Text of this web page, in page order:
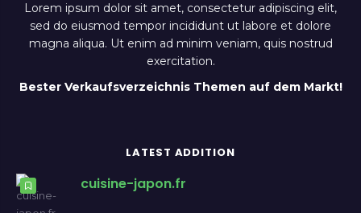
Lorem ipsum dolor sit amet, consectetur adipiscing elit,
sed do eiusmod tempor incididunt ut labore et dolore
magna aliqua. Ut enim ad minim veniam, quis nostrud
exercitation.
Bester Verkaufsverzeichnis Themen auf dem Markt!
LATEST ADDITION
cuisine-japon.fr